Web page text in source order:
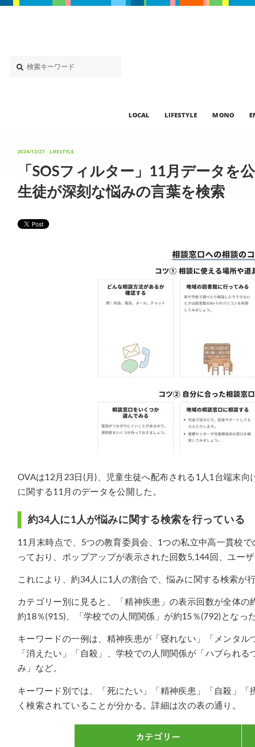
LOCAL LIFESTYLE MONO
2024/12/27 LIFESTYLE
「SOSフィルター」11月データを
生徒が深刻な悩みの言葉を検索
OVAは12月23日(月)、児童生徒へ配布される1人1台端末向
に関する11月のデータを公開した。
約34人に1人が悩みに関する検索を行っている
11月末時点で、5つの教育委員会、1つの私立中高一貫校
っており、ポップアップが表示された回数5,144回、ユーザ
これにより、約34人に1人の割合で、悩みに関する検索が
カテゴリー別に見ると、「精神疾患」の表示回数が全体の
約18％(915)、「学校での人間関係」が約15％(792)となった
キーワードの一例は、精神疾患が「寝れない」「メンタル
「消えたい」「自殺」、学校での人間関係が「ハブられ
み」など。
キーワード別では、「死にたい」「精神疾患」「自殺」「
く検索されていることが分かる。詳細は次の表の通り。